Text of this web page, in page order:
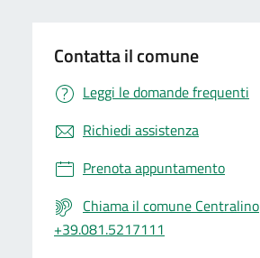
Contatta il comune
Leggi le domande frequenti
Richiedi assistenza
Prenota appuntamento
Chiama il comune Centralino
+39.081.5217111